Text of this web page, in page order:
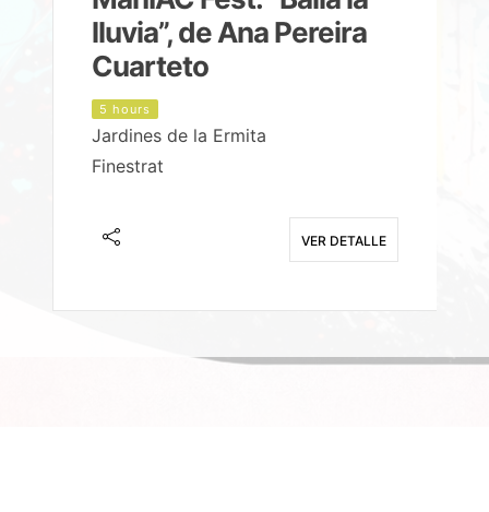
lluvia”, de Ana Pereira
Cuarteto
5 hours
Jardines de la Ermita
Finestrat
VER DETALLE